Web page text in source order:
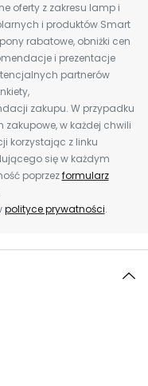
oferty z zakresu lamp i
i produktów Smart
rabatowe, obniżki cen
i prezentacje
partnerów
zakupu. W przypadku
w każdej chwili
korzystając z linku
się w każdym
poprzezformularz
polityce prywatności.